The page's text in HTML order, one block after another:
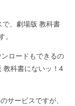
で、劇場版 教科書
。
ロードもできるの
教科書にないッ！4
サービスですが、